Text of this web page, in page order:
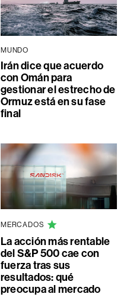
MUNDO
Irán dice que acuerdo
con Omán para
gestionar el estrecho de
Ormuz está en su fase
final
MERCADOS
La acción más rentable
del S&P 500 cae con
fuerza tras sus
resultados: qué
preocupa al mercado